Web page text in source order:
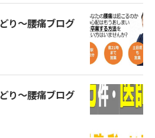
り～腰痛ブログ
り～腰痛ブログ